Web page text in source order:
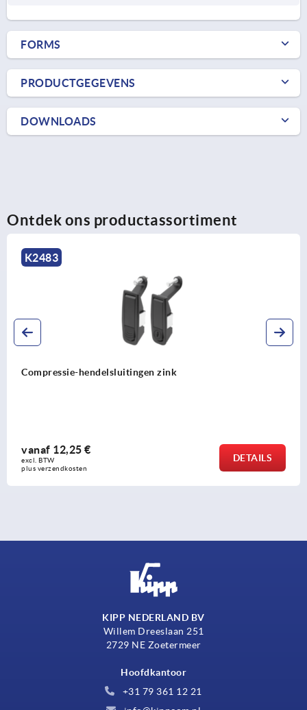
FORMS
PRODUCTGEGEVENS
DOWNLOADS
Ontdek ons productassortiment
K2483
Compressie-hendelsluitingen zink
vanaf 12,25 €
excl. BTW
plus verzendkosten
DETAILS
KIPP NEDERLAND BV
Willem Dreeslaan 251
2729 NE Zoetermeer
Hoofdkantoor
+31 79 361 12 21